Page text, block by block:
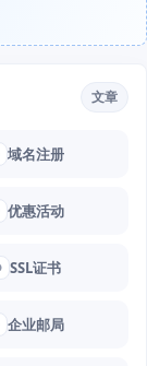
文章
域名注册
优惠活动
SSL证书
企业邮局